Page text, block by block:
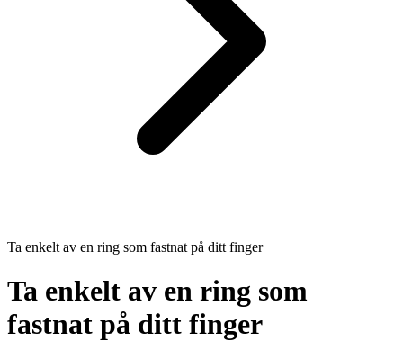
Ta enkelt av en ring som fastnat på ditt finger
Ta enkelt av en ring som
fastnat på ditt finger